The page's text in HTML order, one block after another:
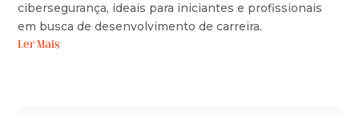
cibersegurança, ideais para iniciantes e profissionais
em busca de desenvolvimento de carreira.
Ler Mais